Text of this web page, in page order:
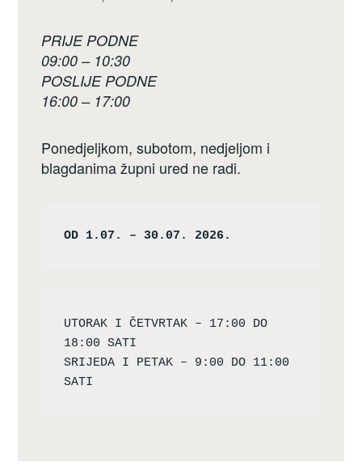
PRIJE PODNE
09:00 – 10:30
POSLIJE PODNE
16:00 – 17:00
Ponedjeljkom, subotom, nedjeljom i
blagdanima župni ured ne radi.
OD 1.07. – 30.07. 2026.
UTORAK I ČETVRTAK – 17:00 DO
18:00 SATI
SRIJEDA I PETAK – 9:00 DO 11:00